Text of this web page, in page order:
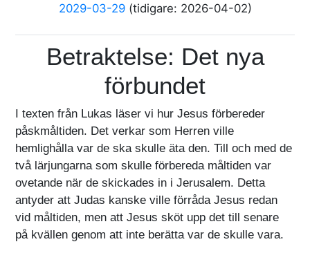
2029-03-29(tidigare: 2026-04-02)
Betraktelse: Det nya
förbundet
I texten från Lukas läser vi hur Jesus förbereder
påskmåltiden. Det verkar som Herren ville
hemlighålla var de ska skulle äta den. Till och med de
två lärjungarna som skulle förbereda måltiden var
ovetande när de skickades in i Jerusalem. Detta
antyder att Judas kanske ville förråda Jesus redan
vid måltiden, men att Jesus sköt upp det till senare
på kvällen genom att inte berätta var de skulle vara.